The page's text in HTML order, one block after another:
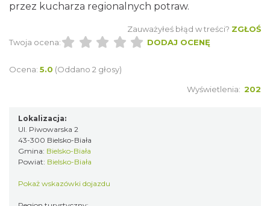
przez kucharza regionalnych potraw.
Zauważyłeś błąd w treści? ZGŁOŚ
Twoja ocena:
DODAJ OCENĘ
Ocena: 5.0 (Oddano 2 głosy)
Wyświetlenia: 202
Lokalizacja:
Ul. Piwowarska 2
43-300 Bielsko-Biała
Gmina: Bielsko-Biała
Powiat: Bielsko-Biała
Pokaż wskazówki dojazdu